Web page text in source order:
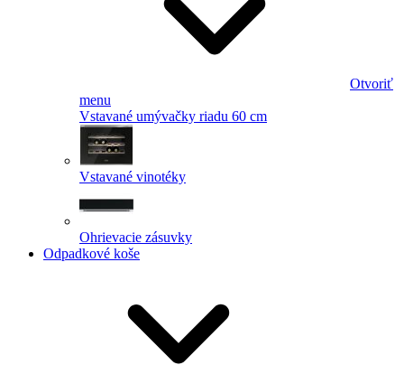
Otvoriť
menu
Vstavané umývačky riadu 60 cm
Vstavané vinotéky
Ohrievacie zásuvky
Odpadkové koše